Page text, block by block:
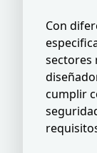
Con
sectores
cumplir